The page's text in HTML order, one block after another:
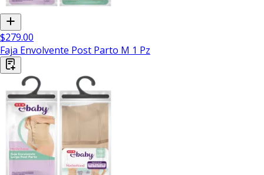
$279.00
Faja Envolvente Post Parto M 1 Pz